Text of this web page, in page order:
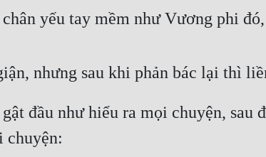
yếu tay mềm như Vương phi
nhưng sau khi phản bác lại thì
đầu như hiểu ra mọi chuyện,
chuyện: